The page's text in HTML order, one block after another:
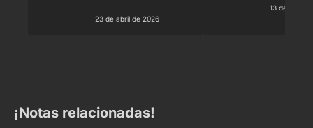
23 de abril de 2026
13 de
¡Notas relacionadas!